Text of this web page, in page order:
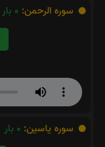
سوره الرحمن: 0 بار
سوره یاسین: 0 بار